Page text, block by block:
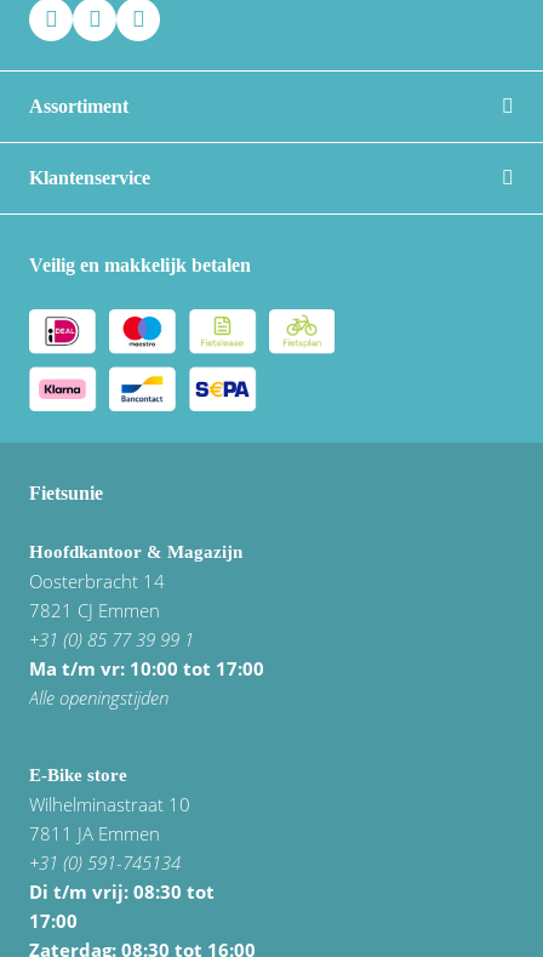
Assortiment
Klantenservice
Veilig en makkelijk betalen
Fietsunie
Hoofdkantoor & Magazijn
Oosterbracht 14
7821 CJ Emmen
+31 (0) 85 77 39 99 1
Ma t/m vr: 10:00 tot 17:00
Alle openingstijden
E-Bike store
Wilhelminastraat 10
7811 JA Emmen
+31 (0) 591-745134
Di t/m vrij: 08:30 tot
17:00
Zaterdag: 08:30 tot 16:00